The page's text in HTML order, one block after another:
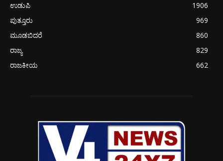
ಉಡುಪಿ
1906
ಪುತ್ತೂರು
969
ಮೂಡಬಿದರೆ
860
ರಾಜ್ಯ
829
ರಾಜಕೀಯ
662